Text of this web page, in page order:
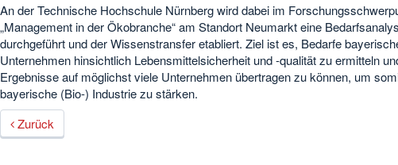
An der Technische Hochschule Nürnberg wird dabei im
„Management in der Ökobranche“ am Standort Neumarkt eine
durchgeführt und der Wissenstransfer etabliert. Ziel ist es, Bedarfe
Unternehmen hinsichtlich Lebensmittelsicherheit und -qualität zu ermitteln
Ergebnisse auf möglichst viele Unternehmen übertragen zu können, um
bayerische (Bio-) Industrie zu stärken.
Zurück